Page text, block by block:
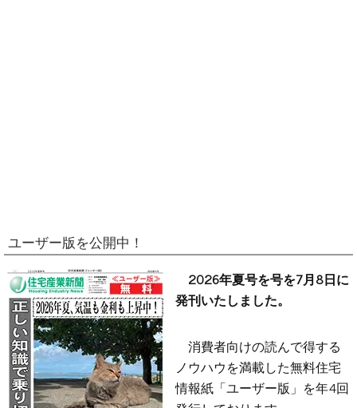
ユーザー版を公開中！
2026年夏号を号を7月8日に
発刊いたしました。
消費者向けの読んで得する
ノウハウを満載した無料住宅
情報紙「ユーザー版」を年4回